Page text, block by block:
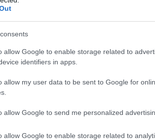
allow Google to enable storage related to
identifiers in apps.
allow my user data to be sent to Google for
allow Google to send me personalized
allow Google to enable storage related to
id/5381824